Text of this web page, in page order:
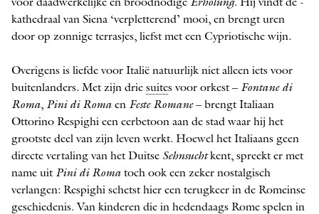
voor daadwerkelijke en brood­nodige Erholung. Hij vindt de ­
kathedraal van Siena ‘verpletterend’ mooi, en brengt uren
door op zonnige terrasjes, liefst met een Cypriotische wijn.
Overigens is liefde voor Italië natuurlijk niet alleen iets voor
buitenlanders. Met zijn drie suites voor orkest – Fontane di
Roma, Pini di Roma en Feste ­Romane– brengt Italiaan
Ottorino Respighi een eerbetoon aan de stad waar hij het
grootste deel van zijn leven werkt. Hoewel het Italiaans geen
directe vertaling van het Duitse Sehnsuchtkent, spreekt er met
name uitPini di Roma toch ook een zeker nostalgisch
verlangen: Respighi schetst hier een terugkeer in de Romeinse
geschiedenis. Van kinderen die in hedendaags Rome spelen in